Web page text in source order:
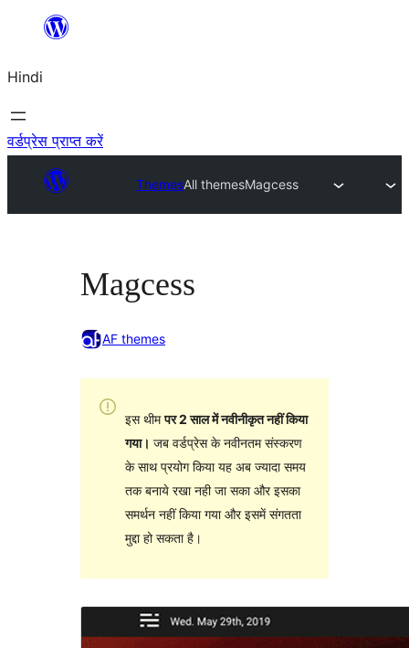
सामग्री
जाएं
Hindi
वर्डप्रेस प्राप्त करें
ThemesAll themesMagcess
Magcess
AF themes
इस थीमपर 2 साल में नवीनीकृत नहीं किया
गया। जब वर्डप्रेस के नवीनतम संस्करण
के साथ प्रयोग किया यह अब ज्यादा समय
तक बनाये रखा नही जा सका और इसका
समर्थन नहीं किया गया और इसमें संगतता
मुद्दा हो सकता है।